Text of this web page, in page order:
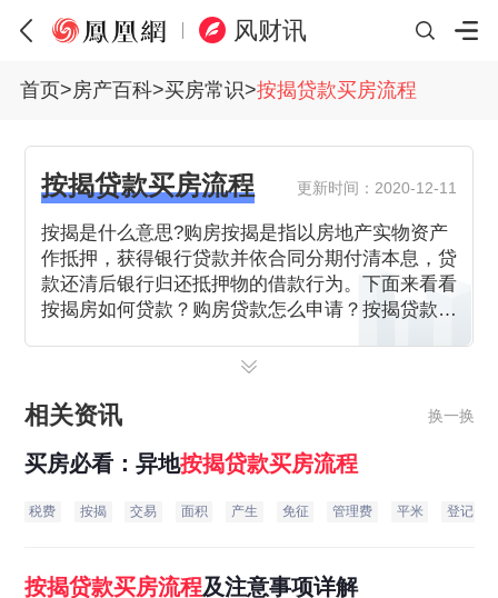
风财讯
首页>房产百科>买房常识>按揭贷款买房流程
按揭贷款买房流程 更新时间：2020-12-11
按揭是什么意思?购房按揭是指以房地产实物资产
作抵押，获得银行贷款并依合同分期付清本息，贷
款还清后银行归还抵押物的借款行为。下面来看看
按揭房如何贷款？购房贷款怎么申请？按揭贷款买
相关资讯 换一换
买房必看：异地按揭贷款买房流程
税费 按揭 交易 面积 产生 免征 管理费 平米 登记费
按揭贷款买房流程及注意事项详解